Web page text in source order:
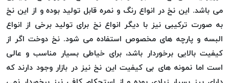
موم
خورده
میلانو
MILANO
نخ
بافت
می باشد. این نخ در انواع رنگ و نمره قابل تولید بوده و از این نخ
به صورت ترکیبی نیز با دیگر انواع نخ برای تولید برخی از انواع
البسه و پارچه های مخصوص استفاده می شود. نخ دوخت اگر از
کیفیت بالایی برخوردار باشد، برای خیاطی بسیار مناسب و عالی
است اما نمونه های بی کیفیت این نخ نیز در بازار وجود دارند که